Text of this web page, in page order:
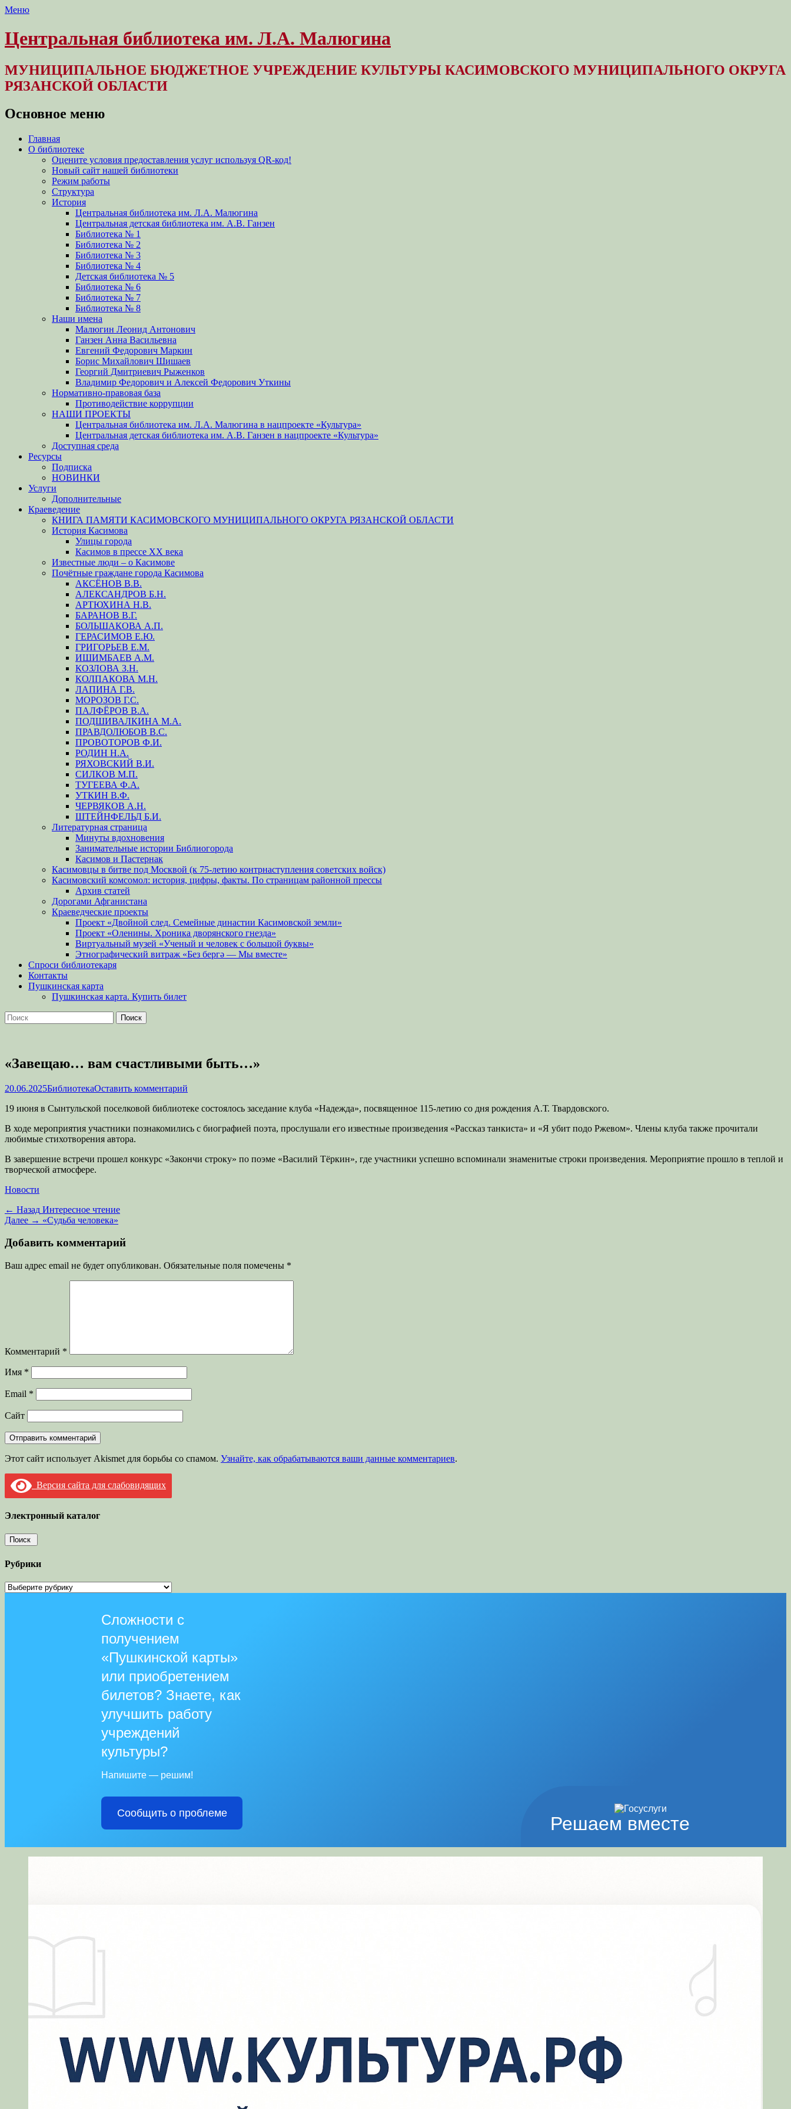
Меню
Центральная библиотека им. Л.А. Малюгина
МУНИЦИПАЛЬНОЕ БЮДЖЕТНОЕ УЧРЕЖДЕНИЕ КУЛЬТУРЫ КАСИМОВСКОГО МУНИЦИПАЛЬНОГО ОКРУГА
РЯЗАНСКОЙ ОБЛАСТИ
Основное меню
Перейти
содержимому
Главная
О библиотеке
Оцените условия предоставления услуг используя QR-код!
Новый сайт нашей библиотеки
Режим работы
Структура
История
Центральная библиотека им. Л.А. Малюгина
Центральная детская библиотека им. А.В. Ганзен
Библиотека № 1
Библиотека № 2
Библиотека № 3
Библиотека № 4
Детская библиотека № 5
Библиотека № 6
Библиотека № 7
Библиотека № 8
Наши имена
Малюгин Леонид Антонович
Ганзен Анна Васильевна
Евгений Федорович Маркин
Борис Михайлович Шишаев
Георгий Дмитриевич Рыженков
Владимир Федорович и Алексей Федорович Уткины
Нормативно-правовая база
Противодействие коррупции
НАШИ ПРОЕКТЫ
Центральная библиотека им. Л.А. Малюгина в нацпроекте «Культура»
Центральная детская библиотека им. А.В. Ганзен в нацпроекте «Культура»
Доступная среда
Ресурсы
Подписка
НОВИНКИ
Услуги
Дополнительные
Краеведение
КНИГА ПАМЯТИ КАСИМОВСКОГО МУНИЦИПАЛЬНОГО ОКРУГА РЯЗАНСКОЙ ОБЛАСТИ
История Касимова
Улицы города
Касимов в прессе XX века
Известные люди – о Касимове
Почётные граждане города Касимова
АКСЁНОВ В.В.
АЛЕКСАНДРОВ Б.Н.
АРТЮХИНА Н.В.
БАРАНОВ В.Г.
БОЛЬШАКОВА А.П.
ГЕРАСИМОВ Е.Ю.
ГРИГОРЬЕВ Е.М.
ИШИМБАЕВ А.М.
КОЗЛОВА З.Н.
КОЛПАКОВА М.Н.
ЛАПИНА Г.В.
МОРОЗОВ Г.С.
ПАЛФЁРОВ В.А.
ПОДШИВАЛКИНА М.А.
ПРАВДОЛЮБОВ В.С.
ПРОВОТОРОВ Ф.И.
РОДИН Н.А.
РЯХОВСКИЙ В.И.
СИЛКОВ М.П.
ТУГЕЕВА Ф.А.
УТКИН В.Ф.
ЧЕРВЯКОВ А.Н.
ШТЕЙНФЕЛЬД Б.И.
Литературная страница
Минуты вдохновения
Занимательные истории Библиогорода
Касимов и Пастернак
Касимовцы в битве под Москвой (к 75-летию контрнаступления советских войск)
Касимовский комсомол: история, цифры, факты. По страницам районной прессы
Архив статей
Дорогами Афганистана
Краеведческие проекты
Проект «Двойной след. Семейные династии Касимовской земли»
Проект «Оленины. Хроника дворянского гнезда»
Виртуальный музей «Ученый и человек с большой буквы»
Этнографический витраж «Без бергə — Мы вместе»
Спроси библиотекаря
Контакты
Пушкинская карта
Пушкинская карта. Купить билет
Поиск
Найти:
«Завещаю… вам счастливыми быть…»
Опубликовано
20.06.2025Автор
БиблиотекаОставить комментарий
19 июня в Сынтульской поселковой библиотеке состоялось заседание клуба «Надежда», посвященное 115-летию со дня рождения А.Т. Твардовского.
В ходе мероприятия участники познакомились с биографией поэта, прослушали его известные произведения «Рассказ танкиста» и «Я убит подо Ржевом». Члены клуба также прочитали
любимые стихотворения автора.
В завершение встречи прошел конкурс «Закончи строку» по поэме «Василий Тёркин», где участники успешно вспоминали знаменитые строки произведения. Мероприятие прошло в теплой и
творческой атмосфере.
Категории
Новости
Навигация
по
записям
← Назад Предыдущая
запись:
Интересное чтение
Далее → Следующая
«Судьба человека»
Добавить комментарий
Ваш адрес email не будет опубликован. Обязательные поля помечены *
Комментарий *
Имя *
Email *
Сайт
Этот сайт использует Akismet для борьбы со спамом. Узнайте, как обрабатываются ваши данные комментариев.
Версия сайта для слабовидящих
Электронный каталог
Рубрики
Рубрики
Решаем вместе
Сложности с
получением
«Пушкинской карты»
или приобретением
билетов? Знаете, как
улучшить работу
учреждений
культуры?
Напишите — решим!
Сообщить о проблеме